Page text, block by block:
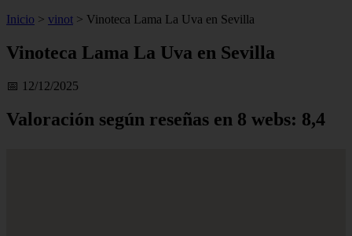
Inicio > vinot > Vinoteca Lama La Uva en Sevilla
Vinoteca Lama La Uva en Sevilla
📅 12/12/2025
Valoración según reseñas en 8 webs: 8,4